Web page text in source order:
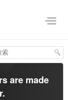
are made
.